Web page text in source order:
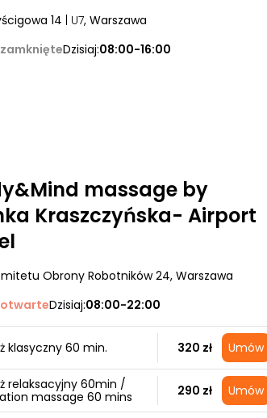
14 | U7, Warszawa
Dzisiaj:08:00-16:00
massage by
Kraszczyńska- Airport
Obrony Robotników 24, Warszawa
otwarteDzisiaj:08:00-22:00
klasyczny 60 min. 320 zł Umów
relaksacyjny 60min /
massage 60 mins
290 zł Umów